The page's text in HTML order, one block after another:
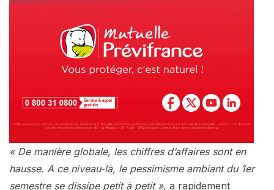
« De manière globale, les chiffres d’affaires sont en
hausse. A ce niveau-là, le pessimisme ambiant du 1er
semestre se dissipe petit à petit », a rapidement